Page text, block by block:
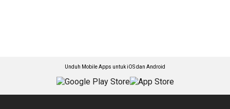
Unduh Mobile Apps untuk iOS dan Android